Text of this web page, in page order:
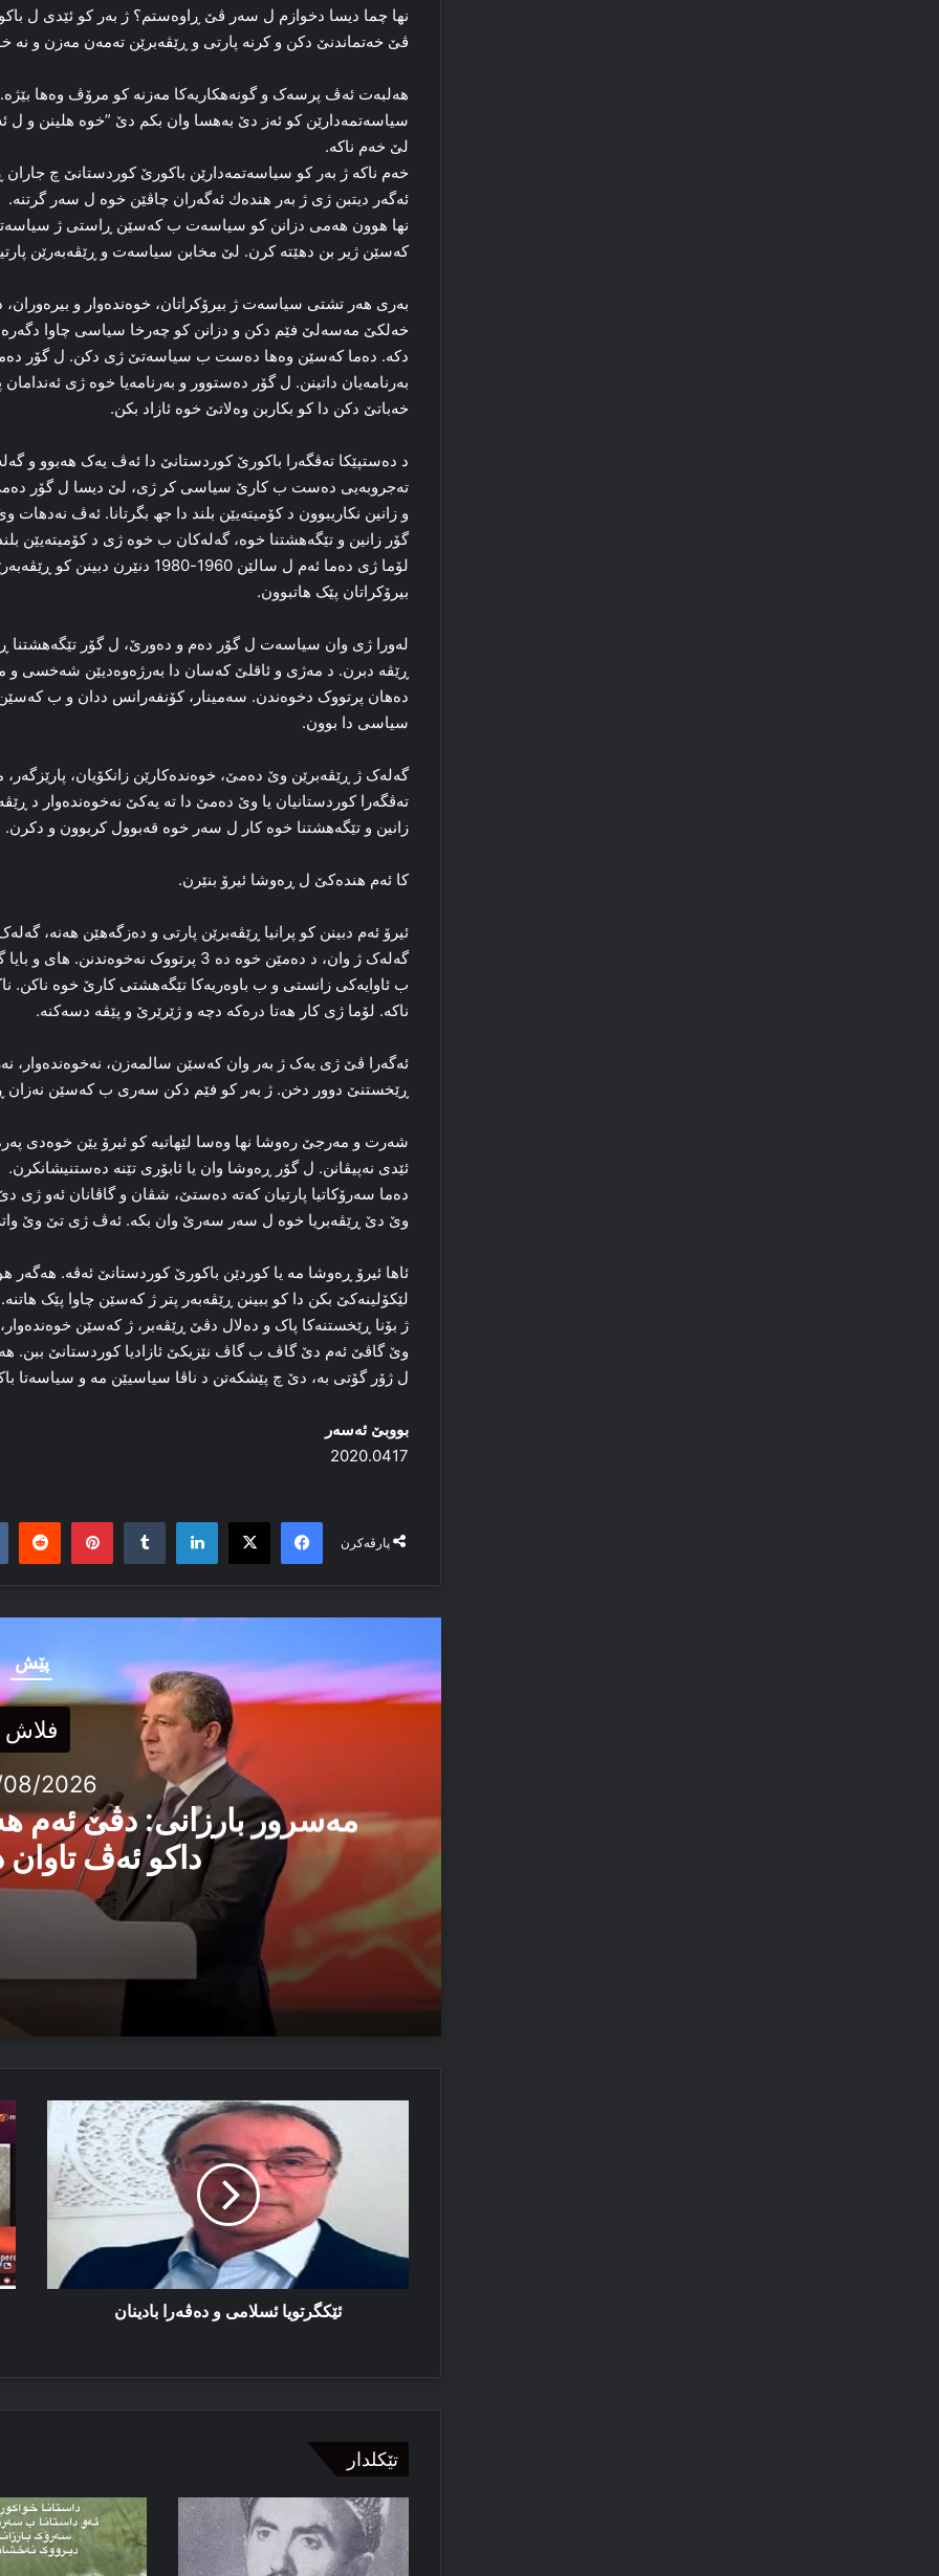
نها چما دیسا دخوازم ل سه‌ر ڤێ ڕاوه‌ستم؟ ژ به‌ر کو ئێدی ل
ڤێ خه‌تماندنێ دکن و کرنه‌ پارتی و ڕێڤه‌برێن ته‌مه‌ن مه‌زن و نه‌
هه‌لبه‌ت ئه‌ڤ پرسه‌ک و گونه‌هکاریه‌کا مه‌زنه‌ کو مرۆڤ وه‌ها
سیاسه‌تمه‌دارێن کو ئه‌ز دێ به‌هسا وان بکم دێ ”خوه‌ هلینن و
لێ خه‌م ناکه‌.
خه‌م ناکه‌ ژ به‌ر کو سیاسه‌تمه‌دارێن باکورێ کوردستانێ چ جاران
ئەگەر دیتبن ژی ژ به‌ر هندەك ئەگەران چاڤێن خوه‌ ل سەر گرتنه‌.
نها هوون هه‌می دزانن کو سیاسه‌ت ب که‌سێن ڕاستی ژ سیاسه‌تێ
که‌سێن ژیر بن دھێتە كرن. لێ مخابن سیاسه‌ت و ڕێڤه‌بەرێن
به‌ری هه‌ر تشتی سیاسه‌ت ژ بیرۆکراتان، خوه‌ندەوار و
خه‌لکێ مه‌سه‌لێ فێم دکن و دزانن کو چه‌رخا سیاسی چاوا
دکه‌. ده‌ما که‌سێن وه‌ها ده‌ست ب سیاسه‌تێ ژی دکن. ل گۆر
به‌رنامه‌یان داتینن. ل گۆر ده‌ستوور و به‌رنامه‌یا خوه‌ ژی
خه‌باتێ دکن دا کو بکاربن وه‌لاتێ خوه‌ ئازاد بکن.
د ده‌ستپێکا ته‌ڤگه‌را باکورێ کوردستانێ دا ئه‌ڤ یه‌ک هه‌بوو و
ته‌جروبه‌یی ده‌ست ب کارێ سیاسی کر ژی، لێ دیسا ل گۆر ده‌مێ،
و زانین نکاریبوون د کۆمیته‌یێن بلند دا جھ بگرتانا. ئه‌ڤ
گۆر زانین و تێگەهشتنا خوه‌، گه‌له‌کان ب خوه‌ ژی د کۆمیته‌یێن
لۆما ژی ده‌ما ئه‌م ل سالێن 1960-
بیرۆکراتان پێک هاتبوون.
له‌ورا ژی وان سیاسه‌ت ل گۆر ده‌م و ده‌ورێ، ل گۆر
ڕێڤه‌ دبرن. د مه‌ژی و ئاقلێ که‌سان دا به‌رژه‌وه‌دیێن شه‌خسی و
ده‌هان پرتووک دخوه‌ندن. سه‌مینار، کۆنفه‌رانس ددان و ب
سیاسی دا بوون.
گه‌له‌ک ژ ڕێڤه‌برێن وێ ده‌مێ، خوه‌نده‌کارێن زانکۆیان،
ته‌ڤگه‌را کوردستانیان یا وێ ده‌مێ دا ته‌ یه‌کێ نه‌خوه‌ندەوار د
زانین و تێگەهشتنا خوه‌ کار ل سه‌ر خوه‌ قه‌بوول کربوون و دکرن.
کا ئه‌م هنده‌کێ ل ڕه‌وشا ئیرۆ بنێرن.
ئیرۆ ئه‌م دبینن کو پرانیا ڕێڤه‌برێن پارتی و ده‌زگه‌هێن هه‌نه‌،
گه‌له‌ک ژ وان، د ده‌مێن خوه‌ ده‌ 3 پرتووک نه‌خوه‌ندنن. های و بایا گه‌له‌کان ژ ڕه‌وشا سیاسی یا جیهانێ و کوردستانێ نینە.
ب ئاوایه‌کی زانستی و ب باوه‌ریه‌کا تێگەهشتی کارێ خوه‌ ناکن.
ناکه‌. لۆما ژی کار هه‌تا درەكە دچە و ژێرێرێ و پێڤه‌ دسه‌کنه‌.
ئەگەرا ڤێ ژی یه‌ک ژ به‌ر وان که‌سێن سالمه‌زن، نه‌خوه‌ندەوار،
ڕێخستنێ دوور دخن. ژ به‌ر کو فێم دکن سه‌ری ب که‌سێن نه‌زان
شه‌رت و مه‌رجێ رەوشا نھا وەسا لێھاتیە كو ئیرۆ یێن خوه‌دی
ئێدی نەپیڤانن. ل گۆر ڕه‌وشا وان یا ئابۆری تێنه‌ ده‌ستنیشانکرن.
ده‌ما سه‌رۆکاتیا پارتیان که‌ته‌ ده‌ستێ، شڤان و گاڤانان ئه‌و ژی
وێ دێ ڕێڤه‌بریا خوه‌ ل سه‌ر سه‌رێ وان بکه‌. ئه‌ڤ ژی تێ وێ
ئاها ئیرۆ ڕه‌وشا مه‌ یا کوردێن باکورێ کوردستانێ ئه‌ڤه‌.
لێکۆلینه‌کێ بکن دا کو ببینن ڕێڤه‌به‌ر پتر ژ که‌سێن چاوا پێک هاتنه‌.
ژ بۆنا ڕێخستنه‌کا پاک و ده‌لال دڤێ ڕێڤه‌بر، ژ که‌سێن
وێ گاڤێ ئه‌م دێ گاڤ ب گاڤ نێزیکێ ئازادیا کوردستانێ ببن.
ل ژۆر گۆتی به‌، دێ چ پێشکه‌تن د ناڤا سیاسیێن مه‌ و سیاسه‌تا
بووبێ ئه‌سه‌ر
2020.0417
پارڤەکرن
Facebook
X
LinkedIn
Tumblr
پێش
فلاش
2026
مەسرور بارزانی: دڤێ ئەم
داکو ئەڤ تاوان
04/08/2026
مەسرور بارزانی: دڤێ ئەم هەموو ب هەڤ را کاربکن
ئێزدیۆ رابە ژ خەوێئێکگرتویا
ئسلامی
ئێکگرتویا ئسلامی و دەڤەرا بادینان
ژ
بۆ
ژ
چ
تێکلدار